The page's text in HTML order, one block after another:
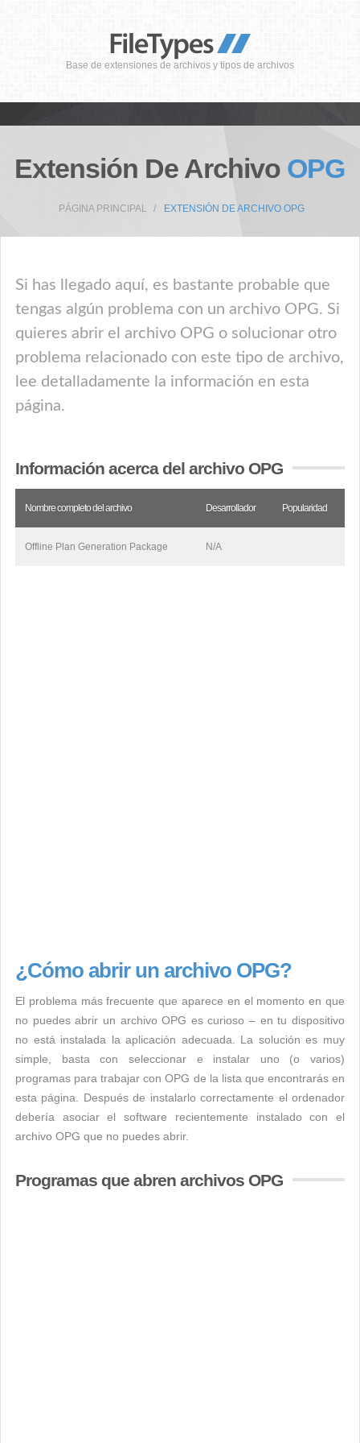
Base de extensiones de archivos y tipos de archivos
Extensión De Archivo OPG
PÁGINA PRINCIPAL EXTENSIÓN DE ARCHIVO OPG
Si has llegado aquí, es bastante probable que
tengas algún problema con un archivo OPG. Si
quieres abrir el archivo OPG o solucionar otro
problema relacionado con este tipo de archivo,
lee detalladamente la información en esta
página.
Información acerca del archivo OPG
Nombre completo del archivo Desarrollador Popularidad
Offline Plan Generation Package N/A
¿Cómo abrir un archivo OPG?
El problema más frecuente que aparece en el momento en que
no puedes abrir un archivo OPG es curioso – en tu dispositivo
no está instalada la aplicación adecuada. La solución es muy
simple, basta con seleccionar e instalar uno (o varios)
programas para trabajar con OPG de la lista que encontrarás en
esta página. Después de instalarlo correctamente el ordenador
debería asociar el software recientemente instalado con el
archivo OPG que no puedes abrir.
Programas que abren archivos OPG